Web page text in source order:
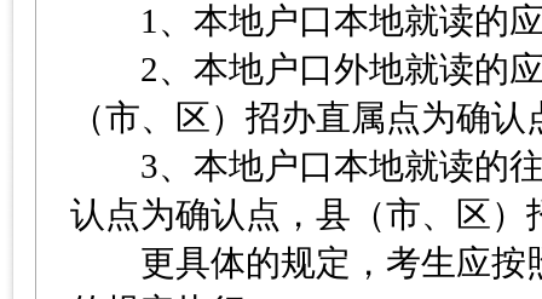
1、本地户口本地就读的应
2、本地户口外地就读的应
（市、区）招办直属点为确认
3、本地户口本地就读的往
认点为确认点，县（市、区
更具体的规定，考生应按